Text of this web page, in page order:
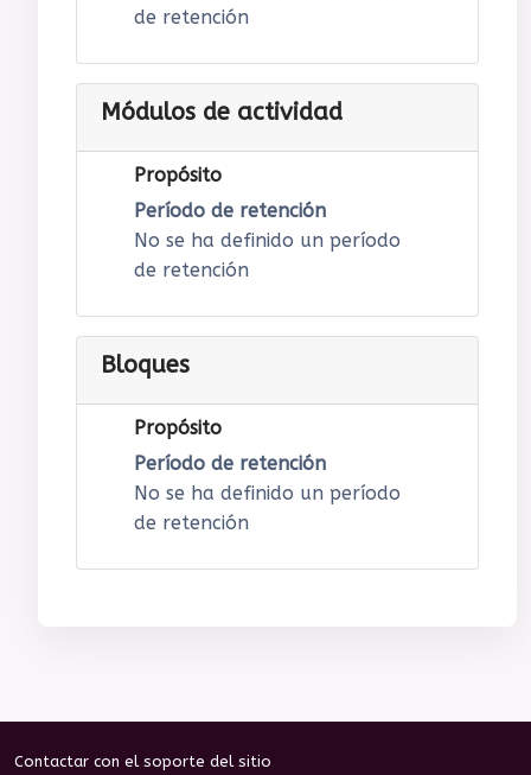
de retención
Módulos de actividad
Propósito
Período de retención
No se ha definido un período
de retención
Bloques
Propósito
Período de retención
No se ha definido un período
de retención
Contactar con el soporte del sitio